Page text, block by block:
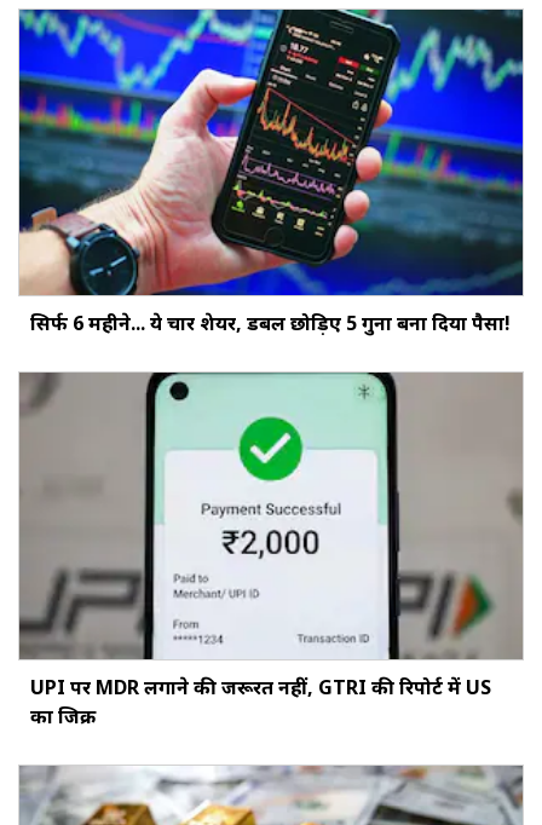
सिर्फ 6 महीने... ये चार शेयर, डबल छोड़‍िए 5 गुना बना दिया पैसा!
UPI पर MDR लगाने की जरूरत नहीं, GTRI की रिपोर्ट में US
का जिक्र